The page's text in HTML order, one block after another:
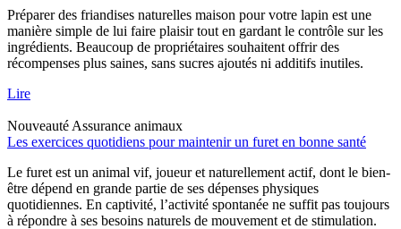
Préparer des friandises naturelles maison pour votre lapin est une
manière simple de lui faire plaisir tout en gardant le contrôle sur les
ingrédients. Beaucoup de propriétaires souhaitent offrir des
récompenses plus saines, sans sucres ajoutés ni additifs inutiles.
Lire
Nouveauté Assurance animaux
Les exercices quotidiens pour maintenir un furet en bonne santé
Le furet est un animal vif, joueur et naturellement actif, dont le bien-
être dépend en grande partie de ses dépenses physiques
quotidiennes. En captivité, l’activité spontanée ne suffit pas toujours
à répondre à ses besoins naturels de mouvement et de stimulation.